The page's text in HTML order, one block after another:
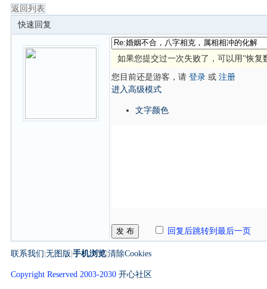
返回列表
快速回复
如果您提交过一次失败了，可以用”恢复
您目前还是游客，请 登录或 注册
进入高级模式
文字颜色
发 布 回复后跳转到最后一页
联系我们 无图版 手机浏览| 清除Cookies
Copyright Reserved 2003-2030 开心社区